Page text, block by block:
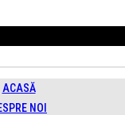
ACASĂ
NOI